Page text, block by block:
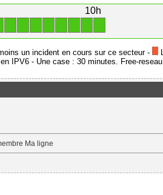
10h
un incident en cours sur ce secteur -
IPV6 - Une case : 30 minutes. Free-
Ma ligne